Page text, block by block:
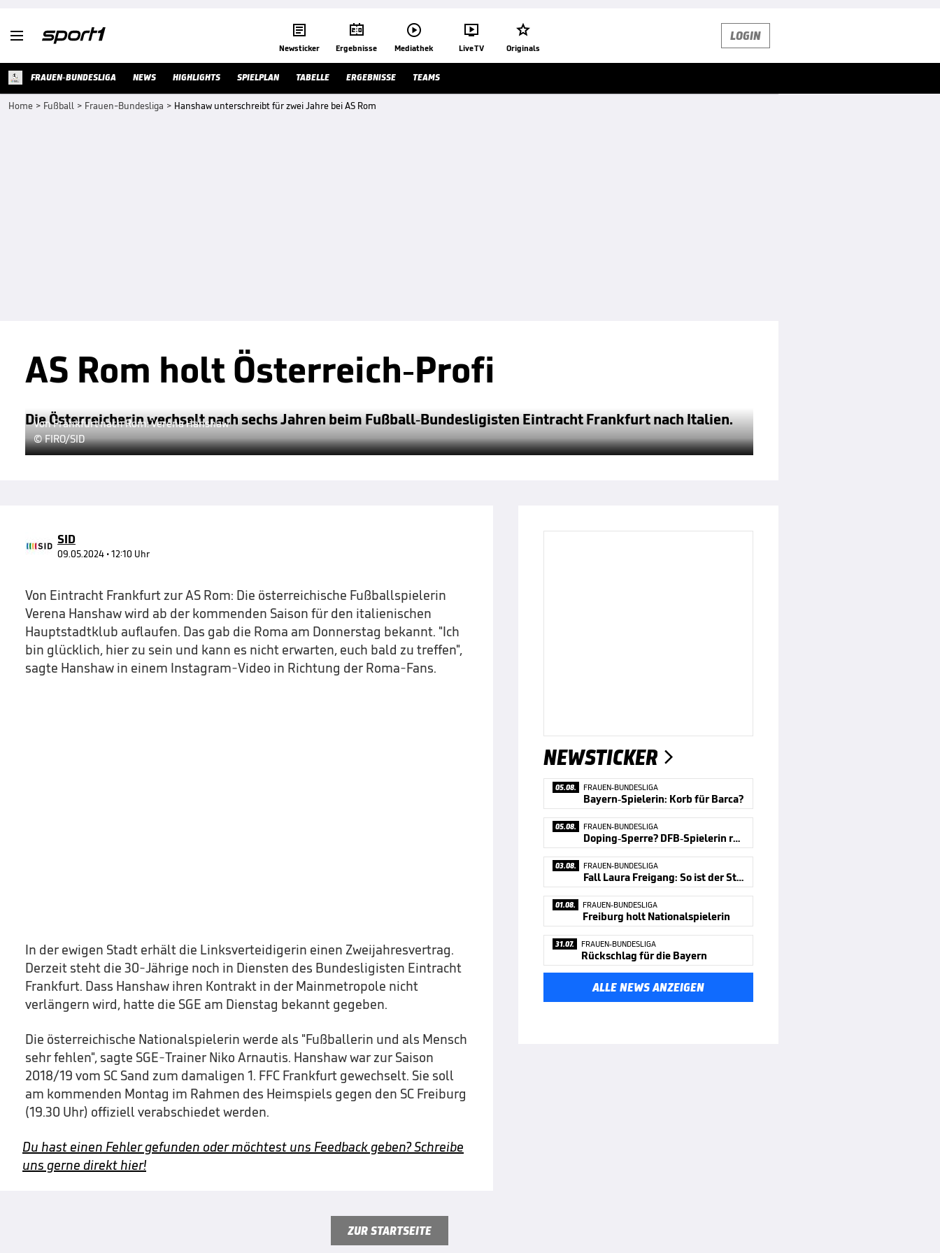
 
Newsticker

Ergebnisse

Mediathek

Live TV

Originals
LOGIN
FRAUEN-BUNDESLIGA NEWS HIGHLIGHTS SPIELPLAN TABELLE ERGEBNISSE TEAMS
Home > Fußball > Frauen-Bundesliga > Hanshaw unterschreibt für zwei Jahre bei AS Rom
AS Rom holt Österreich-Profi
Die Österreicherin wechselt nach sechs Jahren beim Fußball-Bundesligisten Eintracht Frankfurt nach Italien.
Von Frankfurt nach Rom: Verena Hanshaw
© FIRO/SID
SID
09.05.2024 • 12:10 Uhr
Von Eintracht Frankfurt zur AS Rom: Die österreichische Fußballspielerin
Verena Hanshaw wird ab der kommenden Saison für den italienischen
Hauptstadtklub auflaufen. Das gab die Roma am Donnerstag bekannt. "Ich
bin glücklich, hier zu sein und kann es nicht erwarten, euch bald zu treffen",
sagte Hanshaw in einem Instagram-Video in Richtung der Roma-Fans.
In der ewigen Stadt erhält die Linksverteidigerin einen Zweijahresvertrag.
Derzeit steht die 30-Jährige noch in Diensten des Bundesligisten Eintracht
Frankfurt. Dass Hanshaw ihren Kontrakt in der Mainmetropole nicht
verlängern wird, hatte die SGE am Dienstag bekannt gegeben.
Die österreichische Nationalspielerin werde als "Fußballerin und als Mensch
sehr fehlen", sagte SGE-Trainer Niko Arnautis. Hanshaw war zur Saison
2018/19 vom SC Sand zum damaligen 1. FFC Frankfurt gewechselt. Sie soll
am kommenden Montag im Rahmen des Heimspiels gegen den SC Freiburg
(19.30 Uhr) offiziell verabschiedet werden.
Du hast einen Fehler gefunden oder möchtest uns Feedback geben? Schreibe
uns gerne direkt hier!
NEWSTICKER 
05.08. FRAUEN-BUNDESLIGA
Bayern-Spielerin: Korb für Barca?
05.08. FRAUEN-BUNDESLIGA
Doping-Sperre? DFB-Spielerin reagiert
03.08. FRAUEN-BUNDESLIGA
Fall Laura Freigang: So ist der Stand
01.08. FRAUEN-BUNDESLIGA
Freiburg holt Nationalspielerin
31.07. FRAUEN-BUNDESLIGA
Rückschlag für die Bayern
ALLE NEWS ANZEIGEN
ZUR STARTSEITE